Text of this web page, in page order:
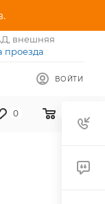
внешняя
проезда
ВОЙТИ
0